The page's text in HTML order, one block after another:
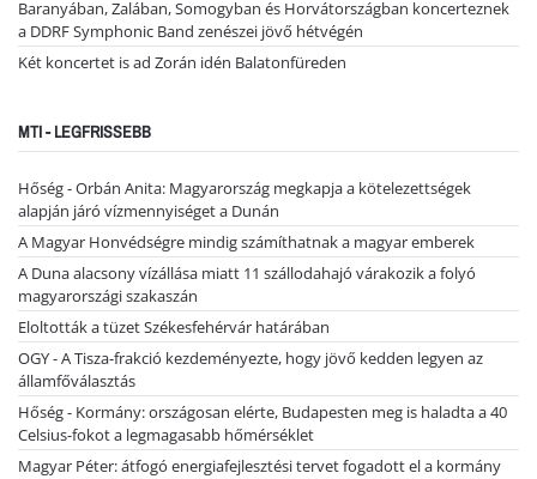
Baranyában, Zalában, Somogyban és Horvátországban koncerteznek
a DDRF Symphonic Band zenészei jövő hétvégén
Két koncertet is ad Zorán idén Balatonfüreden
MTI - LEGFRISSEBB
Hőség - Orbán Anita: Magyarország megkapja a kötelezettségek
alapján járó vízmennyiséget a Dunán
A Magyar Honvédségre mindig számíthatnak a magyar emberek
A Duna alacsony vízállása miatt 11 szállodahajó várakozik a folyó
magyarországi szakaszán
Eloltották a tüzet Székesfehérvár határában
OGY - A Tisza-frakció kezdeményezte, hogy jövő kedden legyen az
államfőválasztás
Hőség - Kormány: országosan elérte, Budapesten meg is haladta a 40
Celsius-fokot a legmagasabb hőmérséklet
Magyar Péter: átfogó energiafejlesztési tervet fogadott el a kormány